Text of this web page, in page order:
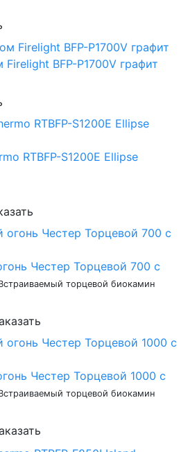
BFP-P1700V графит
RTBFP-S1200E Ellipse
Честер Торцевой 700 с
торцевой биокамин
Честер Торцевой 1000 с
торцевой биокамин